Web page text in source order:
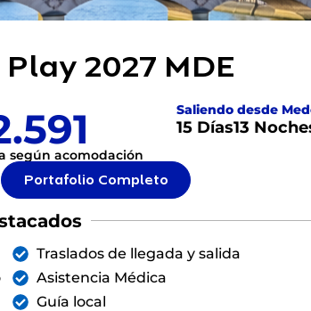
2027 MDE
según acomodación
Saliendo desde
15 Días13
Portafolio Completo
Traslados de llegada y salida
Asistencia Médica
Guía local